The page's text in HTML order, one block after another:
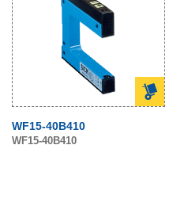
WF15-40B410
WF15-40B410